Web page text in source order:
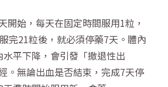
開始，每天在固定時間服用1粒，
完21粒後，就必須停藥7天。體內
平下降，會引發「撤退性出
。無論出血是否結束，完成7天停